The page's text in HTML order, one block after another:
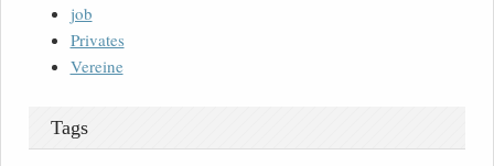
job
Privates
Vereine
Tags